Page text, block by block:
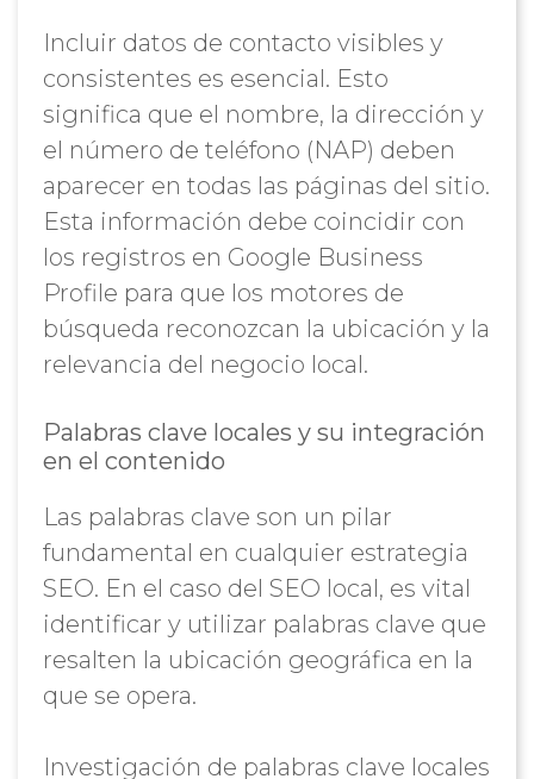
Incluir datos de contacto visibles y
consistentes es esencial. Esto
significa que el nombre, la dirección y
el número de teléfono (NAP) deben
aparecer en todas las páginas del sitio.
Esta información debe coincidir con
los registros en Google Business
Profile para que los motores de
búsqueda reconozcan la ubicación y la
relevancia del negocio local.
Palabras clave locales y su integración
en el contenido
Las palabras clave son un pilar
fundamental en cualquier estrategia
SEO. En el caso del SEO local, es vital
identificar y utilizar palabras clave que
resalten la ubicación geográfica en la
que se opera.
Investigación de palabras clave locales